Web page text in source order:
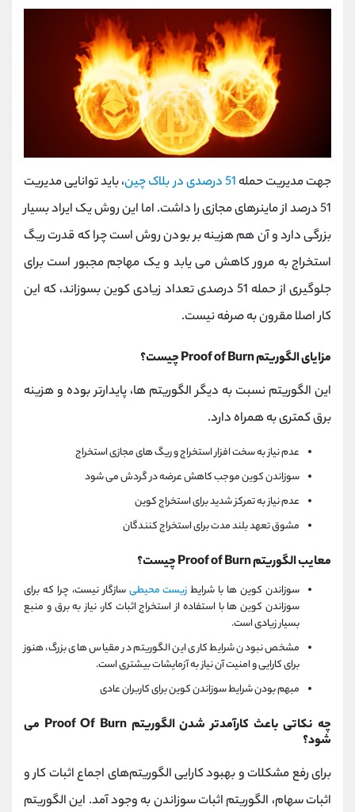
جهت مدیریت حمله 51 درصدی در بلاک چین
، باید توانایی مدیریت
51 درصد از ماینرهای مجازی را داشت. اما این روش یک ایراد بسیار
بزرگی دارد و آن هم هزینه بر بودن روش است چرا که قدرت ریگ
استخراج به مرور کاهش می یابد و یک مهاجم مجبور است برای
جلوگیری از حمله 51 درصدی تعداد زیادی کوین بسوزاند، که این
کار اصلا مقرون به صرفه نیست.
مزایای الگوریتم Proof of Burn چیست؟
این الگوریتم نسبت به دیگر الگوریتم ها، پایدارتر بوده و هزینه
برق کمتری به همراه دارد.
عدم نیاز به سخت افزار استخراج و ریگ های مجازی استخراج
سوزاندن کوین موجب کاهش عرضه در گردش می شود
عدم نیاز به تمرکز شدید برای استخراج کوین
مشوق تعهد بلند مدت برای استخراج کنندگان
معایب الگوریتم Proof of Burn چیست؟
سوزاندن کوین ها با شرایطزیست محیطیسازگار نیست، چرا که برای
سوزاندن کوین ها با استفاده از استخراج اثبات کار، نیاز به برق و منبع
بسیار زیادی است.
مشخص نبودن شرایط کاری این الگوریتم در مقیاس های بزرگ، هنوز
برای کارایی و امنیت آن نیاز به آزمایشات بیشتری است.
مبهم بودن شرایط سوزاندن کوین برای کاربران عادی
چه نکاتی باعث کارآمدتر شدن الگوریتم Proof Of Burn می
شود؟
برای رفع مشکلات و بهبود کارایی الگوریتم‌های اجماع اثبات کار و
اثبات سهام، الگوریتم اثبات سوزاندن به وجود آمد. این الگوریتم